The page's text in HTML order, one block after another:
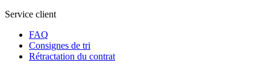
Service client
FAQ
Consignes de tri
Rétractation du contrat